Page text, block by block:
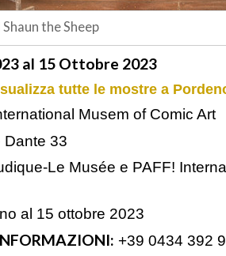
Shaun the Sheep
al 15 Ottobre 2023
tutte le mostre a
Musem of Comic Art
Dante 33
Le Musée e PAFF!
al 15 ottobre 2023
+39 0434 392